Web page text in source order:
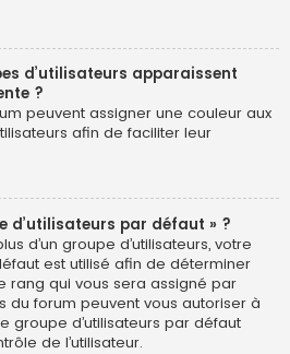
d’utilisateurs apparaissent
?
peuvent assigner une couleur aux
afin de faciliter leur
d’utilisateurs par défaut » ?
d’un groupe d’utilisateurs, votre
est utilisé afin de déterminer
rang qui vous sera assigné par
du forum peuvent vous autoriser à
groupe d’utilisateurs par défaut
de l’utilisateur.